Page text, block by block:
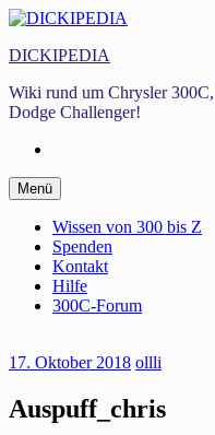
Zum
springen
DICKIPEDIA
Wiki rund um Chrysler
Dodge Challenger!
Menü Zum
Inhalt
springen
Wissen von 300 bis Z
Spenden
Kontakt
Hilfe
300C-Forum
17. Oktober 2018 ollli
Auspuff_chris